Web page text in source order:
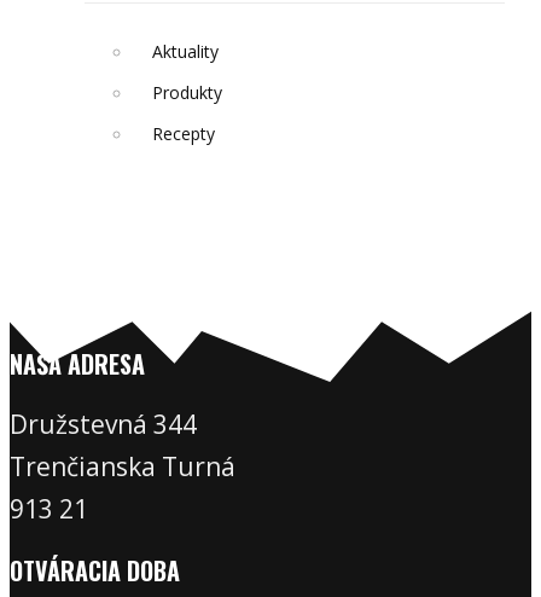
Aktuality
Produkty
Recepty
NAŠA ADRESA
Družstevná 344
Trenčianska Turná
913 21
OTVÁRACIA DOBA